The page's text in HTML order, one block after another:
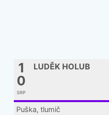
1
0
SRP
LUDĚK HOLUB
Puška, tlumič